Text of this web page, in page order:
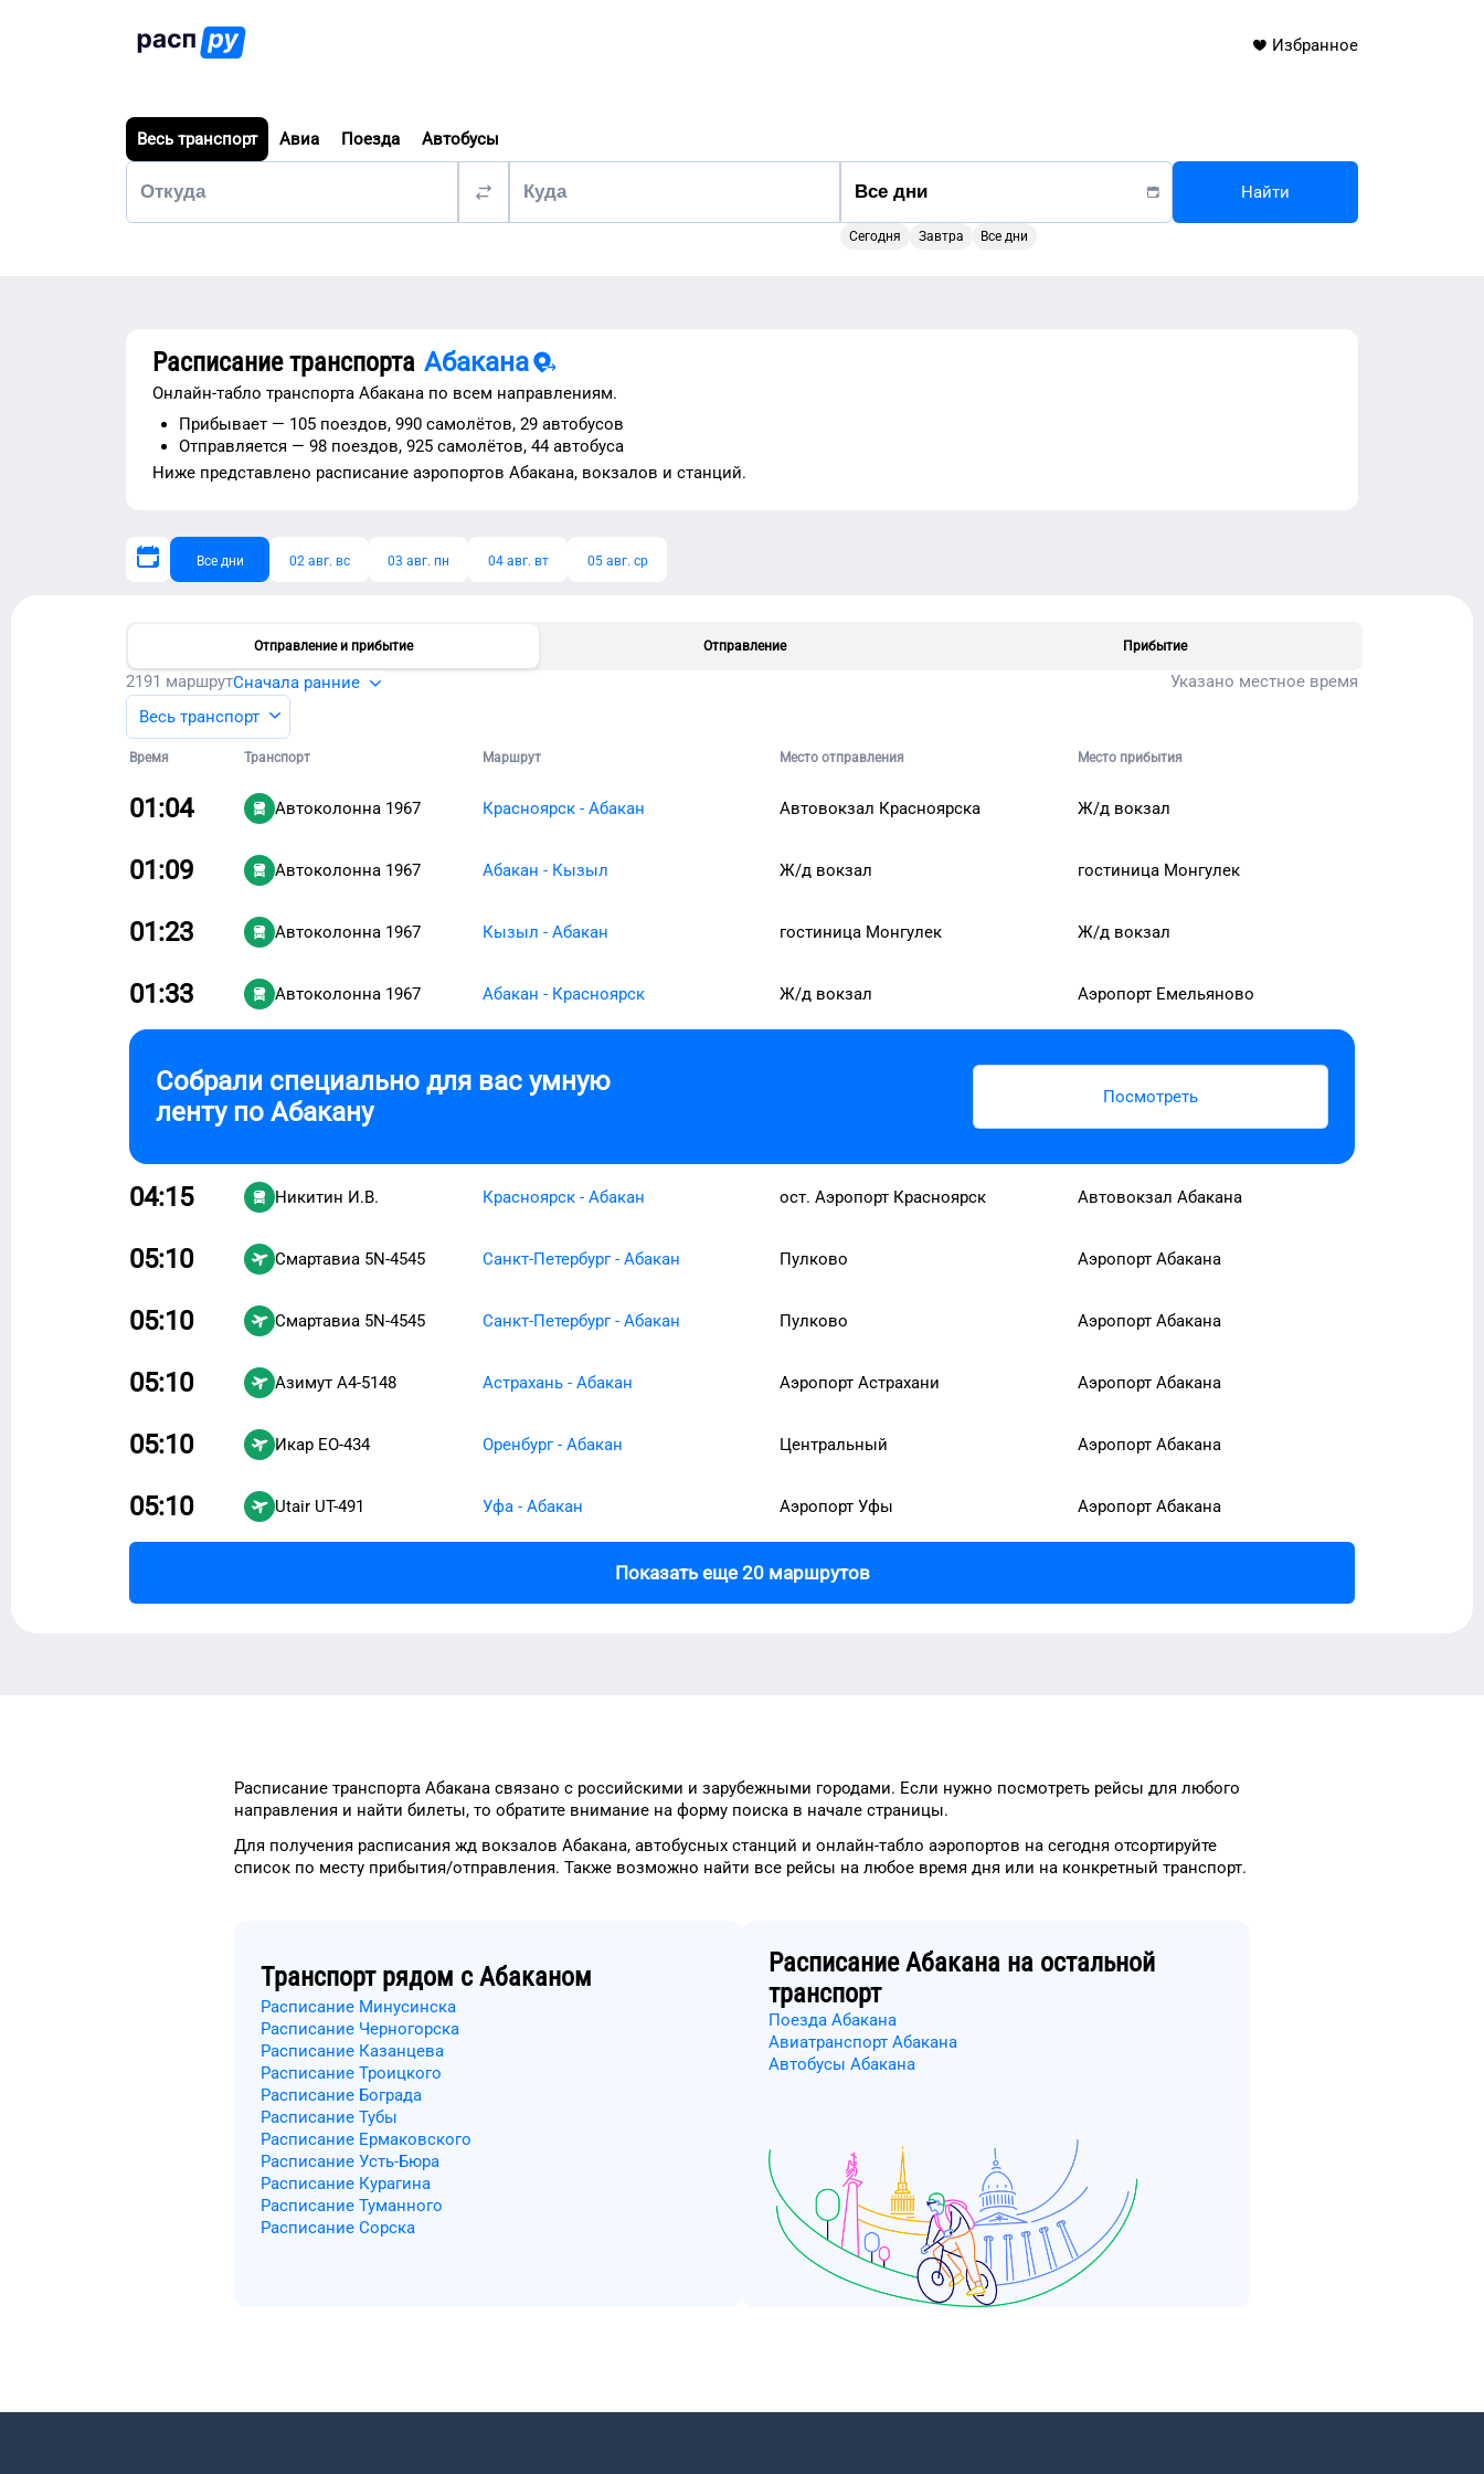
Избранное
Весь транспорт Авиа Поезда Автобусы
Сегодня Завтра Все дни
Найти
Расписание транспорта Абакана
Онлайн-табло транспорта Абакана по всем направлениям.
Прибывает — 105 поездов, 990 самолётов, 29 автобусов
Отправляется — 98 поездов, 925 самолётов, 44 автобуса
Ниже представлено расписание аэропортов Абакана, вокзалов и станций.
Все дни 02 авг. вс 03 авг. пн 04 авг. вт 05 авг. ср
Отправление и прибытие Отправление Прибытие
2191 маршрутСначала ранние
Указано местное время
Весь транспорт
Время Транспорт Маршрут Место отправления Место прибытия
01:04 Автоколонна 1967 Красноярск - Абакан Автовокзал Красноярска Ж/д вокзал
01:09 Автоколонна 1967 Абакан - Кызыл Ж/д вокзал гостиница Монгулек
01:23 Автоколонна 1967 Кызыл - Абакан гостиница Монгулек Ж/д вокзал
01:33 Автоколонна 1967 Абакан - Красноярск Ж/д вокзал Аэропорт Емельяново
Собрали специально для вас умную
ленту по Абакану Посмотреть
04:15 Никитин И.В. Красноярск - Абакан ост. Аэропорт Красноярск Автовокзал Абакана
05:10 Смартавиа 5N-4545 Санкт-Петербург - Абакан Пулково Аэропорт Абакана
05:10 Смартавиа 5N-4545 Санкт-Петербург - Абакан Пулково Аэропорт Абакана
05:10 Азимут A4-5148 Астрахань - Абакан Аэропорт Астрахани Аэропорт Абакана
05:10 Икар EO-434 Оренбург - Абакан Центральный Аэропорт Абакана
05:10 Utair UT-491 Уфа - Абакан Аэропорт Уфы Аэропорт Абакана
Показать еще 20 маршрутов
Расписание транспорта Абакана связано с российскими и зарубежными городами. Если нужно посмотреть рейсы для любого
направления и найти билеты, то обратите внимание на форму поиска в начале страницы.
Для получения расписания жд вокзалов Абакана, автобусных станций и онлайн-табло аэропортов на сегодня отсортируйте
список по месту прибытия/отправления. Также возможно найти все рейсы на любое время дня или на конкретный транспорт.
Транспорт рядом с Абаканом
Расписание Минусинска
Расписание Черногорска
Расписание Казанцева
Расписание Троицкого
Расписание Бограда
Расписание Тубы
Расписание Ермаковского
Расписание Усть-Бюра
Расписание Курагина
Расписание Туманного
Расписание Сорска
РасписаниеАбакана на остальной
транспорт
Поезда Абакана
Авиатранспорт Абакана
Автобусы Абакана